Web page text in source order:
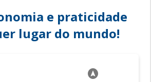
e praticidade
lugar do mundo!
assistant_navigation